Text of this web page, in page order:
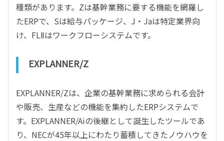
種類があります。Zは基幹業務に要する機能を網羅し
たERPで、Sは給与パッケージ、J・Jaは特定業界向
け、FLⅡはワークフローシステムです。
EXPLANNER/Z
EXPLANNER/Zは、企業の基幹業務に求められる会計
や販売、生産などの機能を集約したERPシステムで
す。EXPLANNER/Aiの後継として誕生したツールであ
り、NECが45年以上にわたり蓄積してきたノウハウを